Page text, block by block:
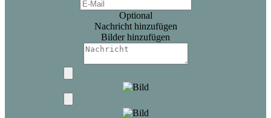
Optional
Nachricht hinzufügen
Bilder hinzufügen